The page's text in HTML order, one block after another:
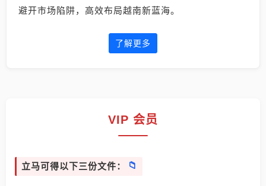
避开市场陷阱，高效布局越南新蓝海。
了解更多
VIP 会员
立马可得以下三份文件：